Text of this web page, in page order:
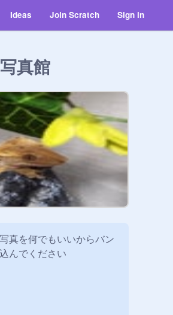
Ideas Join Scratch Sign in
真館
真を何でもいいからバン
んでください